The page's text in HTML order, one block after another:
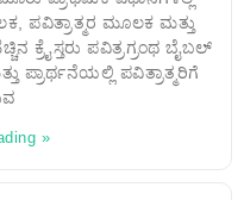
ಪವಿತ್ರಾತ್ಮರ ಮೂಲಕ ಮತ್ತು
ಕ್ರೈಸ್ತರು ಪವಿತ್ರಗ್ರಂಥ ಬೈಬಲ್
ಪವಿತ್ರಾತ್ಮರಿಗೆ
»